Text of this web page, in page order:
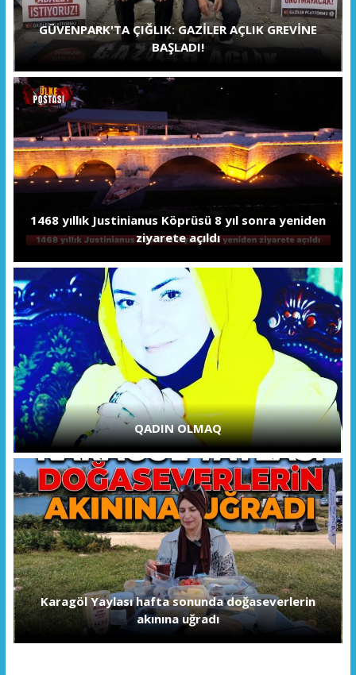
GÜVENPARK'TA ÇIĞLIK: GAZİLER AÇLIK GREVİNE
BAŞLADI!
1468 yıllık Justinianus Köprüsü 8 yıl sonra yeniden
ziyarete açıldı
QADIN OLMAQ
Karagöl Yaylası hafta sonunda doğaseverlerin
akınına uğradı